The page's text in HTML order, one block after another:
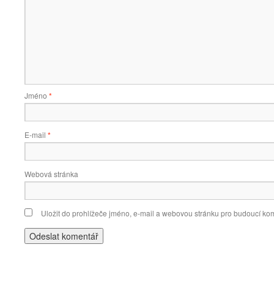
Jméno *
E-mail *
Webová stránka
Uložit do prohlížeče jméno, e-mail a webovou stránku pro budoucí